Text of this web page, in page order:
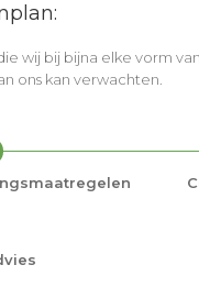
wij bij bijna elke vorm
ons kan verwachten.